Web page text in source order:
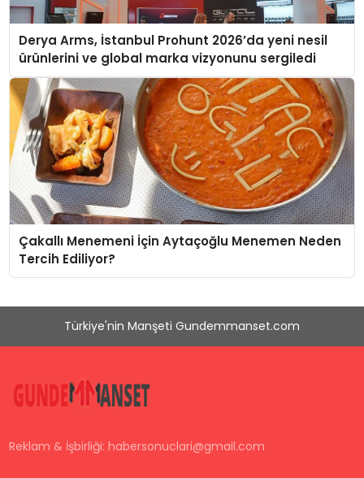
Derya Arms, İstanbul Prohunt 2026’da yeni nesil
ürünlerini ve global marka vizyonunu sergiledi
Çakallı Menemeni İçin Aytaçoğlu Menemen Neden
Tercih Ediliyor?
Türkiye'nin Manşeti Gundemmanset.com
Reklam & İşbirliği:habersonuclari@gmail.com